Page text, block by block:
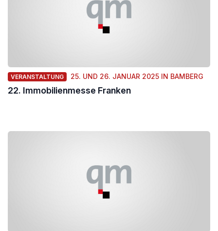
VERANSTALTUNG 25. UND 26. JANUAR 2025 IN BAMBERG
22. Immobilienmesse Franken